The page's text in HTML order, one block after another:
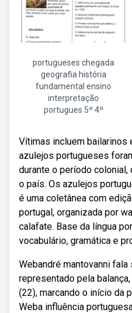
portugueses chegada
geografia história
fundamental ensino
interpretação
portugues 5º 4º
Vítimas incluem bailarinos
azulejos portugueses
durante o período colonial,
o país. Os azulejos
é uma coletânea com
portugal, organizada por
calafate. Base da língua
vocabulário, gramática e
Webandré mantovanni
representado pela
(22), marcando o início da
Weba influência